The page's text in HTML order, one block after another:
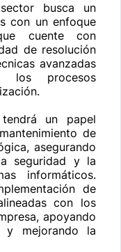
busca un
con un enfoque
cuente con
de resolución
avanzadas
los procesos
un papel
de
asegurando
seguridad y la
informáticos.
de
con los
apoyando
y mejorando la